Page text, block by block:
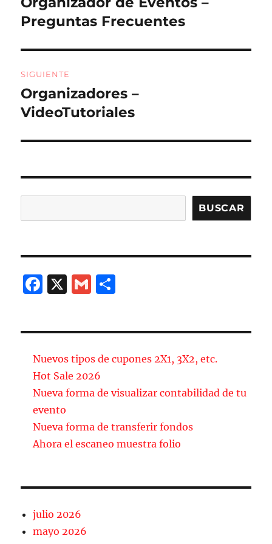
entradas
anterior:
Preguntas Frecuentes
SIGUIENTE
Entrada
siguiente:
Organizadores –
VideoTutoriales
BUSCAR
F
b
o
o
k
X
G
a
ir
Nuevos tipos de cupones 2X1, 3X2, etc.
Hot Sale 2026
Nueva forma de visualizar contabilidad de tu
evento
Nueva forma de transferir fondos
Ahora el escaneo muestra folio
julio 2026
mayo 2026